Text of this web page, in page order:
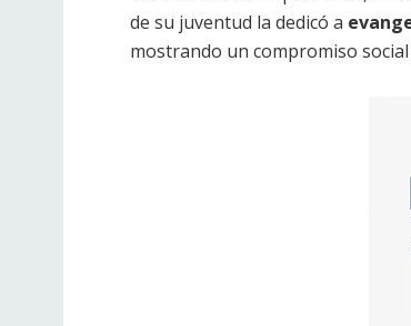
de su juventud la dedicó a
mostrando un compromiso